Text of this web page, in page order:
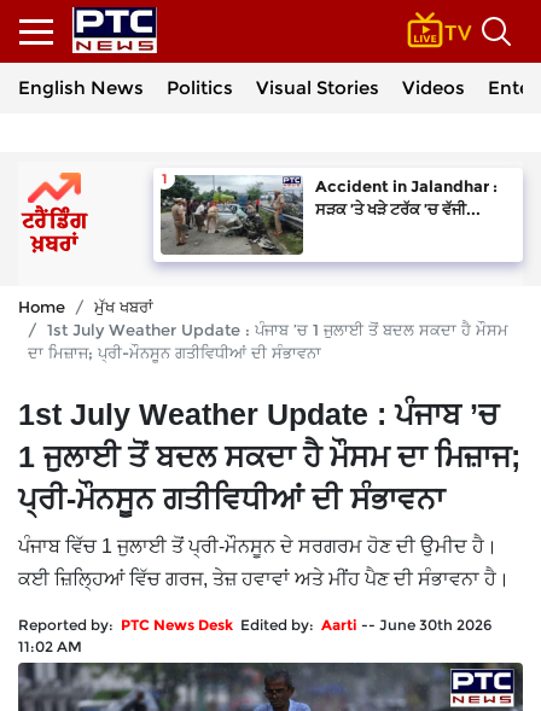
English News Politics Visual Stories Videos
Accident in Jalandhar :
ਸੜਕ ’ਤੇ ਖੜੇ ਟਰੱਕ ’ਚ ਵੱਜੀ...
Home
ਮੁੱਖ ਖਬਰਾਂ
1st July Weather Update : ਪੰਜਾਬ ’ਚ 1 ਜੁਲਾਈ ਤੋਂ ਬਦਲ ਸਕਦਾ ਹੈ ਮੌਸਮ
ਦਾ ਮਿਜ਼ਾਜ; ਪ੍ਰੀ-ਮੌਨਸੂਨ ਗਤੀਵਿਧੀਆਂ ਦੀ ਸੰਭਾਵਨਾ
1st July Weather Update : ਪੰਜਾਬ ’ਚ
1 ਜੁਲਾਈ ਤੋਂ ਬਦਲ ਸਕਦਾ ਹੈ ਮੌਸਮ ਦਾ ਮਿਜ਼ਾਜ;
ਪ੍ਰੀ-ਮੌਨਸੂਨ ਗਤੀਵਿਧੀਆਂ ਦੀ ਸੰਭਾਵਨਾ
ਪੰਜਾਬ ਵਿੱਚ 1 ਜੁਲਾਈ ਤੋਂ ਪ੍ਰੀ-ਮੌਨਸੂਨ ਦੇ ਸਰਗਰਮ ਹੋਣ ਦੀ ਉਮੀਦ ਹੈ।
ਕਈ ਜ਼ਿਲ੍ਹਿਆਂ ਵਿੱਚ ਗਰਜ, ਤੇਜ਼ ਹਵਾਵਾਂ ਅਤੇ ਮੀਂਹ ਪੈਣ ਦੀ ਸੰਭਾਵਨਾ ਹੈ।
Reported by: PTC News Desk Edited by: Aarti -- June 30th 2026
11:02 AM